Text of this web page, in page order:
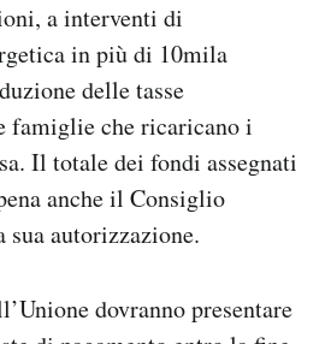
a interventi di
in più di 10mila
delle tasse
famiglie che ricaricano i
Il totale dei fondi assegnati
anche il Consiglio
sua autorizzazione.
dovranno presentare